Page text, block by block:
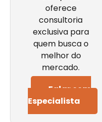
oferece
consultoria
exclusiva para
quem busca o
melhor do
mercado.
Falar com
Especialista